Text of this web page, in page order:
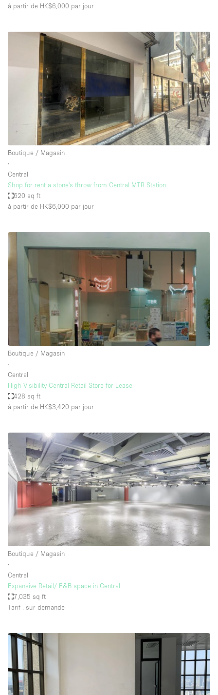
à partir de HK$6,000 par jour
Boutique / Magasin
∙
Central
Shop for rent a stone's throw from Central MTR Station
620 sq ft
à partir de HK$6,000 par jour
Boutique / Magasin
∙
Central
High Visibility Central Retail Store for Lease
428 sq ft
à partir de HK$3,420 par jour
Boutique / Magasin
∙
Central
Expansive Retail/ F&B space in Central
7,035 sq ft
Tarif : sur demande